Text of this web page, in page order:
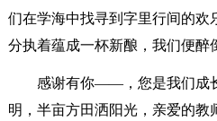
们在学海中找寻到字里行间的欢
分执着蕴成一杯新酿，我们便醉
感谢有你——，您是我们成
明，半亩方田洒阳光，亲爱的教